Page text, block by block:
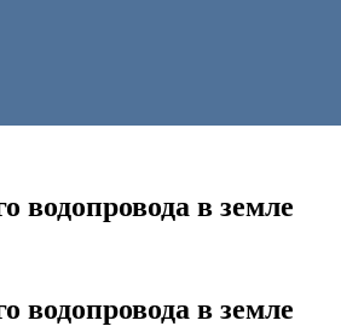
водопровода в земле
водопровода в земле